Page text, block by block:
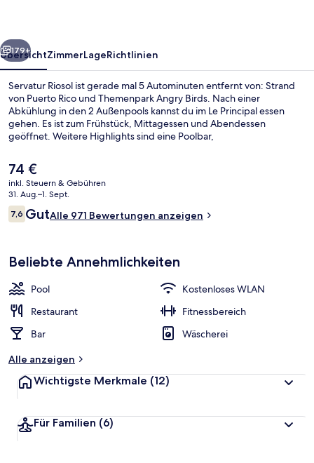
Weiter
179+
ÜbersichtZimmerLageRichtlinien
Servatur Riosol ist gerade mal 5 Autominuten entfernt von: Strand
von Puerto Rico und Themenpark Angry Birds. Nach einer
Abkühlung in den 2 Außenpools kannst du im Le Principal essen
gehen. Es ist zum Frühstück, Mittagessen und Abendessen
geöffnet. Weitere Highlights sind eine Poolbar,
lieben das hilfsbereite Personal.
Der
aktuelle
Preis
beträgt
74 €.
74 €
inkl. Steuern & Gebühren
31. Aug.–1. Sept.
Bewertungen
7,67,6 von 10.
GutAlle 971 Bewertungen anzeigen
Beliebte Annehmlichkeiten
Pool
Kostenloses WLAN
Restaurant
Fitnessbereich
Bar
Wäscherei
Alle anzeigen
Wichtigste Merkmale (12)
Für Familien (6)